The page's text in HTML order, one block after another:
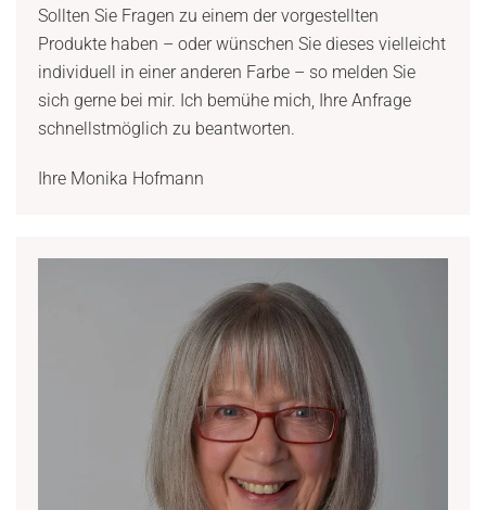
Sollten Sie Fragen zu einem der vorgestellten
Produkte haben – oder wünschen Sie dieses vielleicht
individuell in einer anderen Farbe – so melden Sie
sich gerne bei mir. Ich bemühe mich, Ihre Anfrage
schnellstmöglich zu beantworten.
Ihre Monika Hofmann